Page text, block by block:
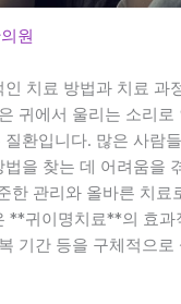
원
치료 방법과 치료 과
귀에서 울리는 소리로
환입니다. 많은 사람
법을 찾는 데 어려움을
한 관리와 올바른 치료
**귀이명치료**의 효과
기간 등을 구체적으로